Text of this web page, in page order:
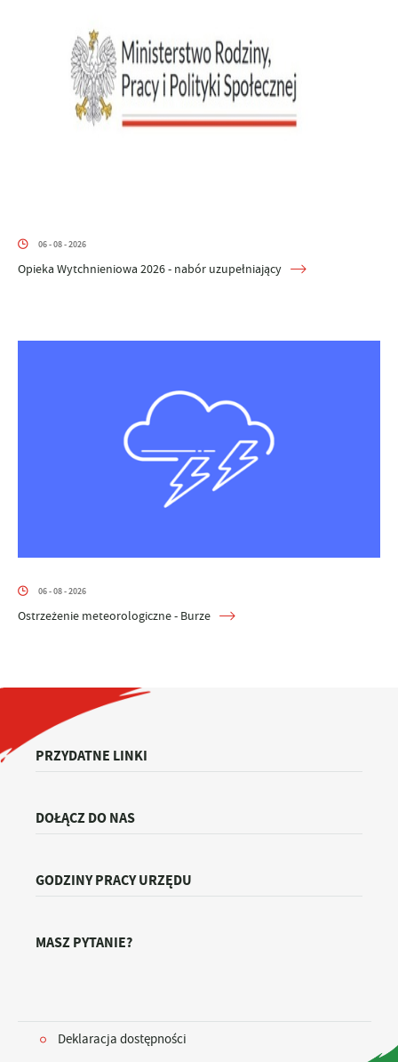
06 - 08 - 2026
Opieka Wytchnieniowa 2026 - nabór uzupełniający
06 - 08 - 2026
Ostrzeżenie meteorologiczne - Burze
PRZYDATNE LINKI
DOŁĄCZ DO NAS
GODZINY PRACY URZĘDU
MASZ PYTANIE?
Deklaracja dostępności